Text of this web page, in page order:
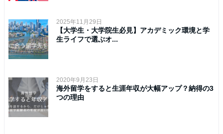
2025年11月29日
【大学生・大学院生必見】アカデミック環境と学
生ライフで選ぶオ...
2020年9月23日
海外留学をすると生涯年収が大幅アップ？納得の3
つの理由